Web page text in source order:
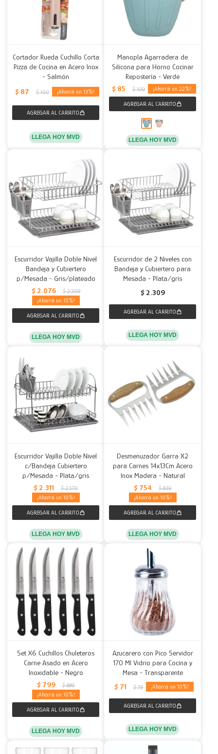
Cortador Rueda Cuchillo Corta
Pizza de Cocina en Acero Inox
- Salmón
$ 87 $ 100 13
LLEGA HOY MVD
Manopla Agarradera de
Silicona para Horno Cocinar
Repostería - Verde
$ 85 $ 109 22
LLEGA HOY MVD
Escurridor Vajilla Doble Nivel
Bandeja y Cubiertero
p/Mesada - Gris/plateado
$ 2.076 $ 2.309
10
LLEGA HOY MVD
Escurridor de 2 Niveles con
Bandeja y Cubiertero para
Mesada - Plata/gris
$ 2.309
LLEGA HOY MVD
Escurridor Vajilla Doble Nivel
c/Bandeja Cubiertero
p/Mesada - Plata/gris
$ 2.311 $ 2.570
10
LLEGA HOY MVD
Desmenuzador Garra X2
para Carnes 14x13Cm Acero
Inox Madera - Natural
$ 754 $ 839
10
LLEGA HOY MVD
Set X6 Cuchillos Chuleteros
Carne Asado en Acero
Inoxidable - Negro
$ 799 $ 889
10
LLEGA HOY MVD
Azucarero con Pico Servidor
170 Ml Vidrio para Cocina y
Mesa - Transparente
$ 71 $ 79 10
LLEGA HOY MVD